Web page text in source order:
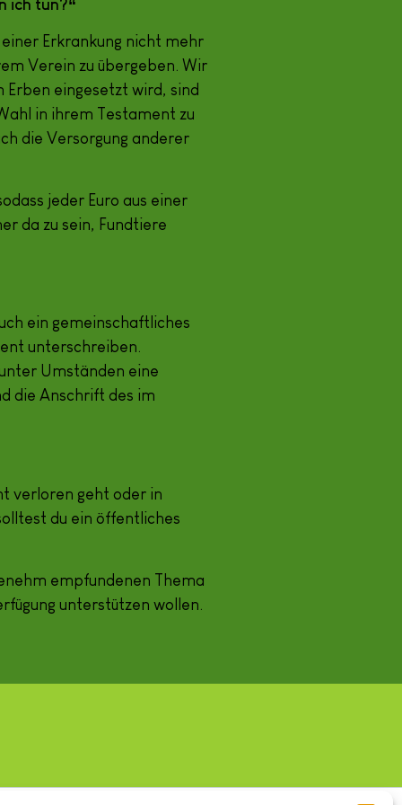
ich tun?“
Erkrankung nicht mehr
Verein zu übergeben. Wir
Erben eingesetzt wird, sind
in ihrem Testament zu
die Versorgung anderer
jeder Euro aus einer
da zu sein, Fundtiere
ein gemeinschaftliches
unterschreiben.
Umständen eine
die Anschrift des im
verloren geht oder in
du ein öffentliches
empfundenen Thema
unterstützen wollen.